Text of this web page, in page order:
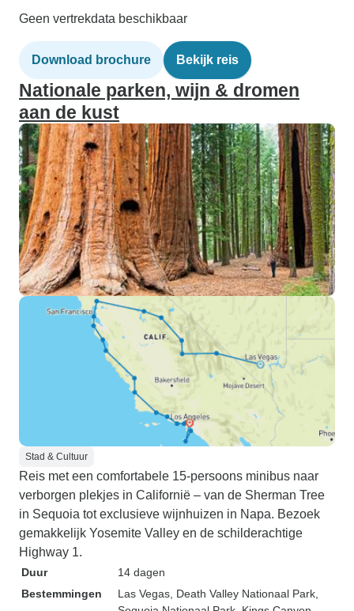
Geen vertrekdata beschikbaar
Download brochure Bekijk reis
Nationale parken, wijn & dromen
aan de kust
Stad & Cultuur
Reis met een comfortabele 15-persoons minibus naar
verborgen plekjes in Californië – van de Sherman Tree
in Sequoia tot exclusieve wijnhuizen in Napa. Bezoek
gemakkelijk Yosemite Valley en de schilderachtige
Highway 1.
Duur
14 dagen
Bestemmingen
Las Vegas , Death Valley Nationaal Park